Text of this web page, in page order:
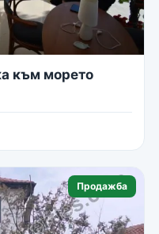
към морето
Продажба